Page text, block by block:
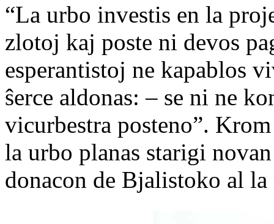
“La urbo investis en la
zlotoj kaj poste ni devos
esperantistoj ne kapablos
ŝerce aldonas: – se ni ne
vicurbestra posteno”.
la urbo planas starigi
donacon de Bjalistoko al la